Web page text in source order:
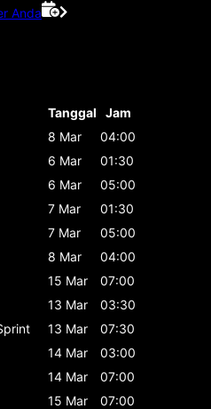
Anda
Tanggal
Jam
8 Mar
04:00
6 Mar
01:30
6 Mar
05:00
7 Mar
01:30
7 Mar
05:00
8 Mar
04:00
15 Mar
07:00
13 Mar
03:30
13 Mar
07:30
14 Mar
03:00
14 Mar
07:00
15 Mar
07:00